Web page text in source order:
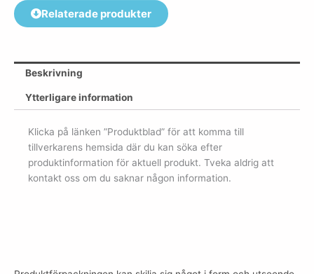
Relaterade produkter
Beskrivning
Ytterligare information
Klicka på länken ”Produktblad” för att komma till
tillverkarens hemsida där du kan söka efter
produktinformation för aktuell produkt. Tveka aldrig att
kontakt oss om du saknar någon information.